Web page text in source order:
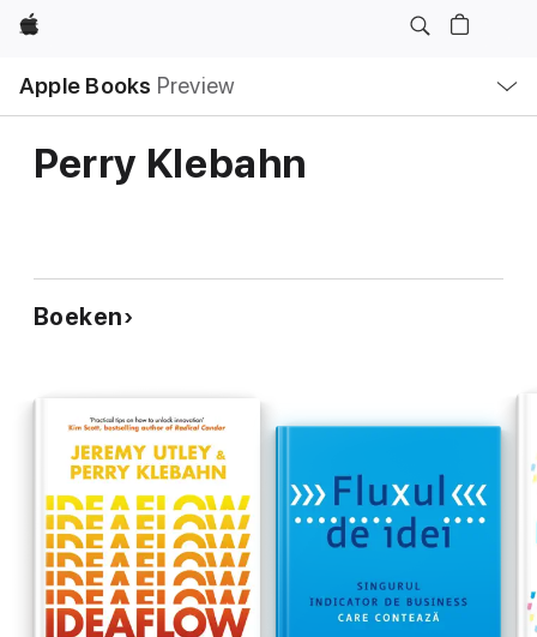
Apple
Apple Books Preview
lokaal
navigatiemenu
Perry Klebahn
Boeken